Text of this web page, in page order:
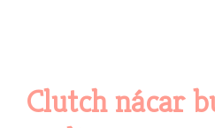
Clutch nácar